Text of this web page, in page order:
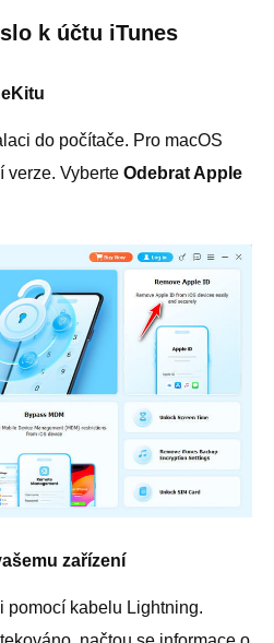
k účtu iTunes
do počítače. Pro macOS
verze. Vyberte Odebrat Apple
zařízení
pomocí kabelu Lightning.